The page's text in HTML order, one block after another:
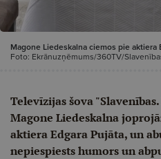
Magone Liedeskalna ciemos pie aktiera
Foto: Ekrānuzņēmums/360TV/
Televīzijas šova
Magone Liedeskalna
aktiera Edgara Pujāta, un
nepiespiests humors un